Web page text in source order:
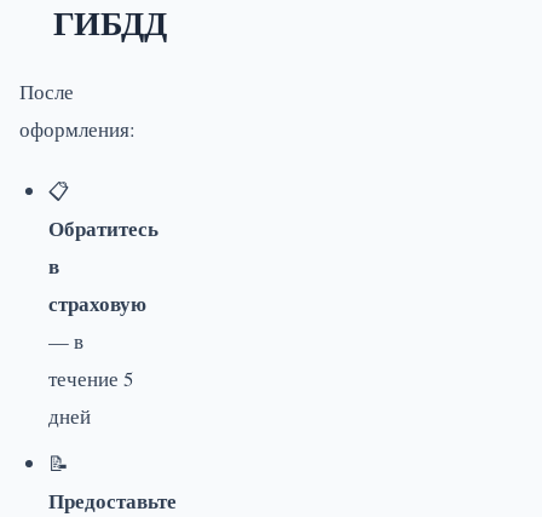
ГИБДД
После
оформления:
📋
Обратитесь
в
страховую
— в
течение 5
дней
📝
Предоставьте